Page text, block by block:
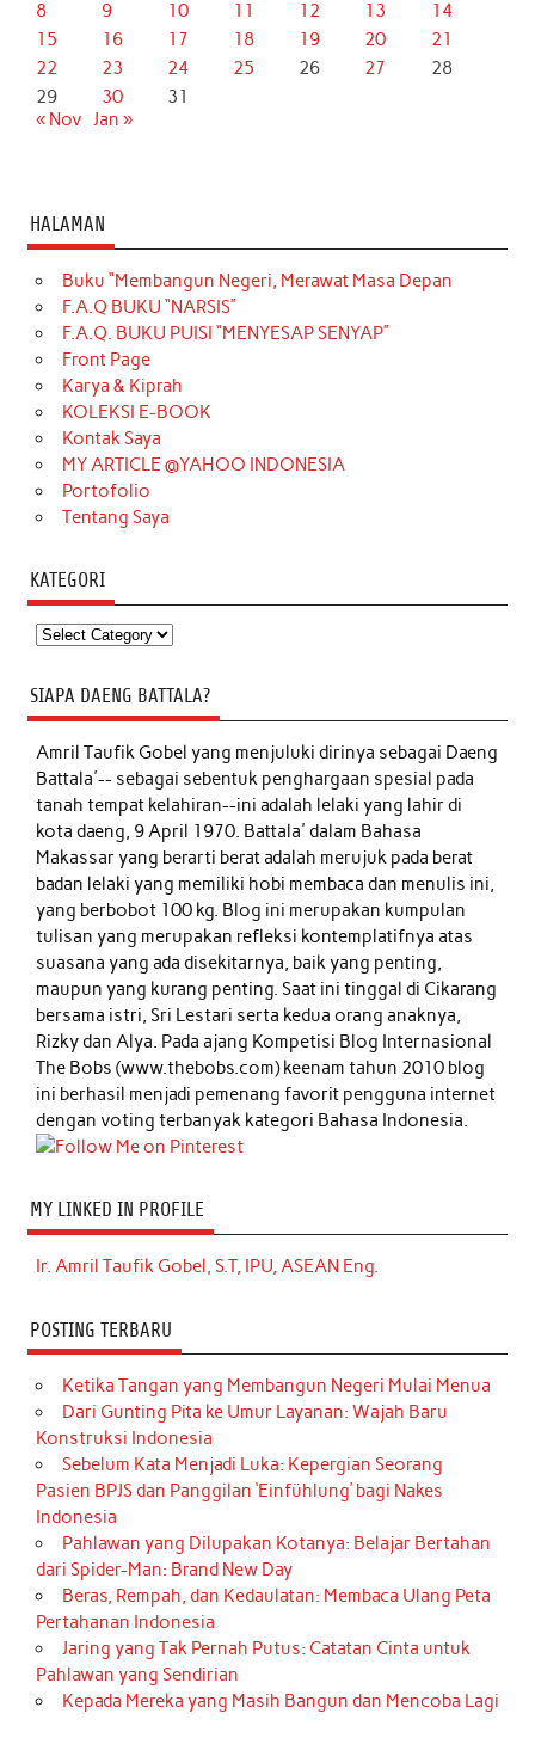
8 9 10 11 12 13
14
15
16 17 18 19 20
21
22
23 24 25 26 27
28
29
30
31
« Nov Jan »
HALAMAN
Buku “Membangun Negeri, Merawat Masa Depan
F.A.Q BUKU “NARSIS”
F.A.Q. BUKU PUISI “MENYESAP SENYAP”
Front Page
Karya & Kiprah
KOLEKSI E-BOOK
Kontak Saya
MY ARTICLE @YAHOO INDONESIA
Portofolio
Tentang Saya
KATEGORI
Kategori
SIAPA DAENG BATTALA?
Amril Taufik Gobelyang menjuluki dirinya sebagai Daeng
Battala'-- sebagai sebentuk penghargaan spesial pada
tanah tempat kelahiran--ini adalah lelaki yang lahir di
kota daeng, 9 April 1970. Battala' dalam Bahasa
Makassar yang berarti berat adalah merujuk pada berat
badan lelaki yang memiliki hobi membaca dan menulis ini,
yang berbobot 100 kg. Blog ini merupakan kumpulan
tulisan yang merupakan refleksi kontemplatifnya atas
suasana yang ada disekitarnya, baik yang penting,
maupun yang kurang penting. Saat ini tinggal di Cikarang
bersama istri, Sri Lestari serta kedua orang anaknya,
Rizky dan Alya. Pada ajang Kompetisi Blog Internasional
The Bobs (www.thebobs.com) keenam tahun 2010 blog
ini berhasil menjadi pemenang favorit pengguna internet
dengan voting terbanyak kategori Bahasa Indonesia.
MY LINKED IN PROFILE
Ir. Amril Taufik Gobel, S.T, IPU, ASEAN Eng.
POSTING TERBARU
Ketika Tangan yang Membangun Negeri Mulai Menua
Dari Gunting Pita ke Umur Layanan: Wajah Baru
Konstruksi Indonesia
Sebelum Kata Menjadi Luka: Kepergian Seorang
Pasien BPJS dan Panggilan ‘Einfühlung’ bagi Nakes
Indonesia
Pahlawan yang Dilupakan Kotanya: Belajar Bertahan
dari Spider-Man: Brand New Day
Beras, Rempah, dan Kedaulatan: Membaca Ulang Peta
Pertahanan Indonesia
Jaring yang Tak Pernah Putus: Catatan Cinta untuk
Pahlawan yang Sendirian
Kepada Mereka yang Masih Bangun dan Mencoba Lagi